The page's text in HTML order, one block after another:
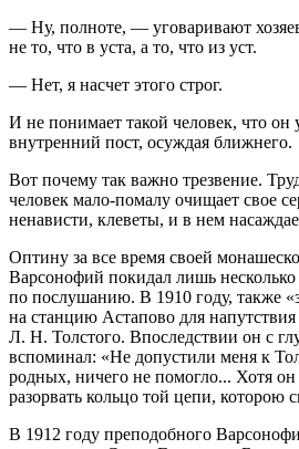
— Ну, полноте, — уговаривают
не то, что в уста, а то, что из уст.
— Нет, я насчет этого строг.
И не понимает такой человек, что
внутренний пост, осуждая ближнего.
Вот почему так важно трезвение.
человек мало-помалу очищает свое
ненависти, клеветы, и в нем
Оптину за все время своей
Варсонофий покидал лишь
по послушанию. В 1910 году, также
на станцию Астапово для
Л. Н. Толстого. Впоследствии он с
вспоминал: «Не допустили меня к
родных, ничего не помогло... Хотя
разорвать кольцо той цепи, которою
В 1912 году преподобного